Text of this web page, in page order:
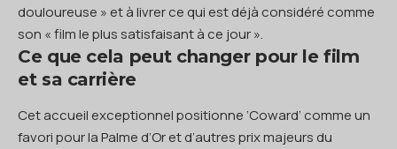
douloureuse » et à livrer ce qui est déjà considéré comme
son « film le plus satisfaisant à ce jour ».
Ce que cela peut changer pour le film
et sa carrière
Cet accueil exceptionnel positionne ‘Coward’ comme un
favori pour la Palme d’Or et d’autres prix majeurs du